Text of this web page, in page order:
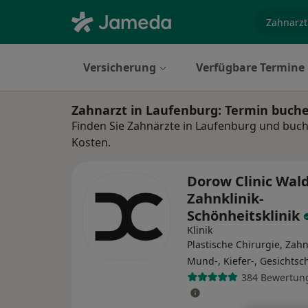
Versicherung Verfügbare Termine
Zahnarzt in Laufenburg: Termin
Finden Sie Zahnärzte in Laufenburg und
Kosten.
Dorow Clinic
Zahnklinik-
Schönheitsklinik
Klinik
Plastische Chirurgie,
Mund-, Kiefer-,
384